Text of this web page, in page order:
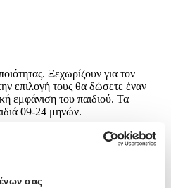
σας
Ξεχωρίζουν για τον
επιλογή τους θα δώσετε έναν
εμφάνιση του παιδιού. Τα
09-24 μηνών.